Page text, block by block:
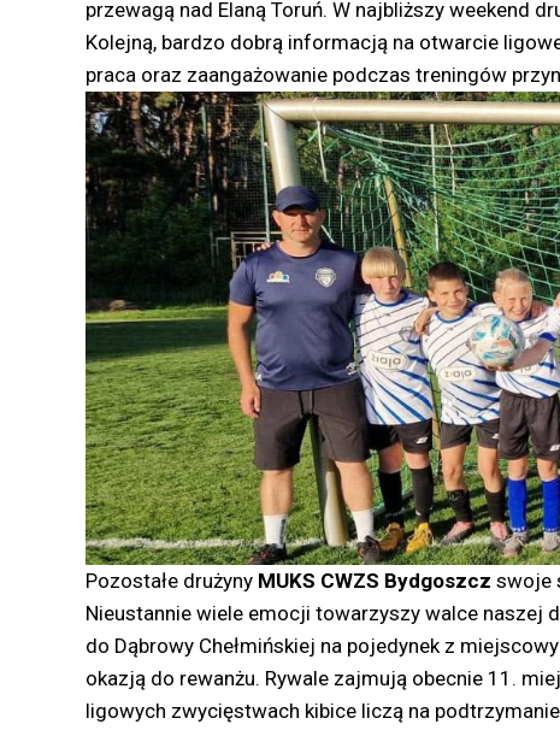
przewagą nad Elaną Toruń. W najbliższy weekend
Kolejną, bardzo dobrą informacją na otwarcie
praca oraz zaangażowanie podczas treningów
Pozostałe drużyny MUKS CWZS Bydgoszcz swoje
Nieustannie wiele emocji towarzyszy walce naszej
do Dąbrowy Chełmińskiej na pojedynek z
okazją do rewanżu. Rywale zajmują obecnie 11.
ligowych zwycięstwach kibice liczą na